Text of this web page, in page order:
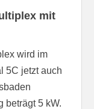
mit
wird im
5C jetzt auch
beträgt 5 kW.